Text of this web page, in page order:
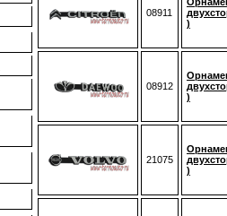
08911
)
08912
)
21075
)